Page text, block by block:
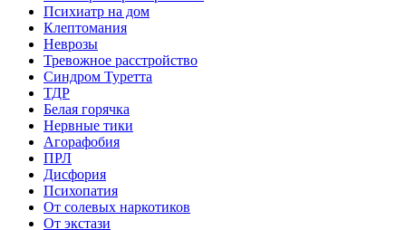
Психиатр на дом
Клептомания
Неврозы
Тревожное расстройство
Синдром Туретта
ТДР
Белая горячка
Нервные тики
Агорафобия
ПРЛ
Дисфория
Психопатия
От солевых наркотиков
От экстази